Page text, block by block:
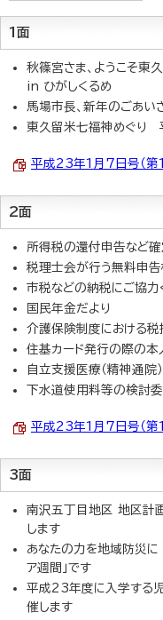
1面
秋篠宮さま、ようこそ東
in ひがしくるめ
馬場市長、新年のごあい
東久留米七福神めぐり
平成23年1月7日号（
2面
所得税の還付申告など
税理士会が行う無料申
市税などの納税にご協力
国民年金だより
介護保険制度における
住基カード発行の際の本
自立支援医療（精神通院
下水道使用料等の検討
平成23年1月7日号（
3面
南沢五丁目地区 地区計
します
あなたの力を地域防災に
ア週間」です
平成23年度に入学する
催します